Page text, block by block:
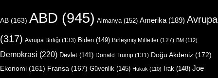
AB (163) ABD (945) Almanya(152) Amerika (189) Avrupa
(317) Avrupa Birliği (133) Biden (149) Birleşmiş Milletler (127) BM (112)
Demokrasi (220) Devlet (141) Donald Trump (131) Doğu Akdeniz (172)
Ekonomi (161) Fransa (167) Güvenlik (145) Hukuk (110) Irak (148) Joe